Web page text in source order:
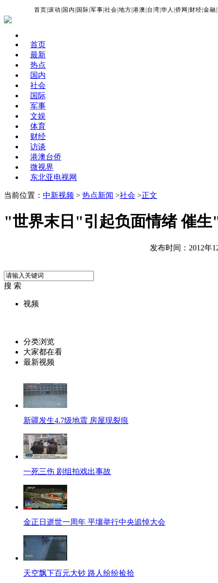
首页 |滚动 国内 国际 |军事 |社会 |地方 |港澳 台湾 |华人 |侨网 财经 |金融 |
首页
最新
热点
国内
社会
国际
军事
文娱
体育
财经
访谈
港澳台侨
微视界
东北亚电视网
当前位置： 中新视频 > 热点新闻 >社会 >正文
"世界末日"引起负面情绪 催
发布时间：2012年
搜 索
视频
分类浏览
大家都在看
最新视频
新疆发生4.7级地震 房屋现裂痕
一死三伤 剧组拍戏出事故
金正日逝世一周年 平壤举行中央追悼大会
天空飘下百元大钞 路人纷纷捡拾